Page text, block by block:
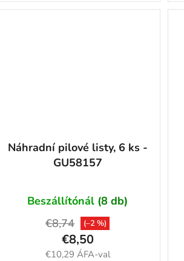
Náhradní pilové listy, 6 ks -
GU58157
Beszállítónál (8 db)
€10,29 ÁFA-val
€8,50
€8,74 (–2 %)